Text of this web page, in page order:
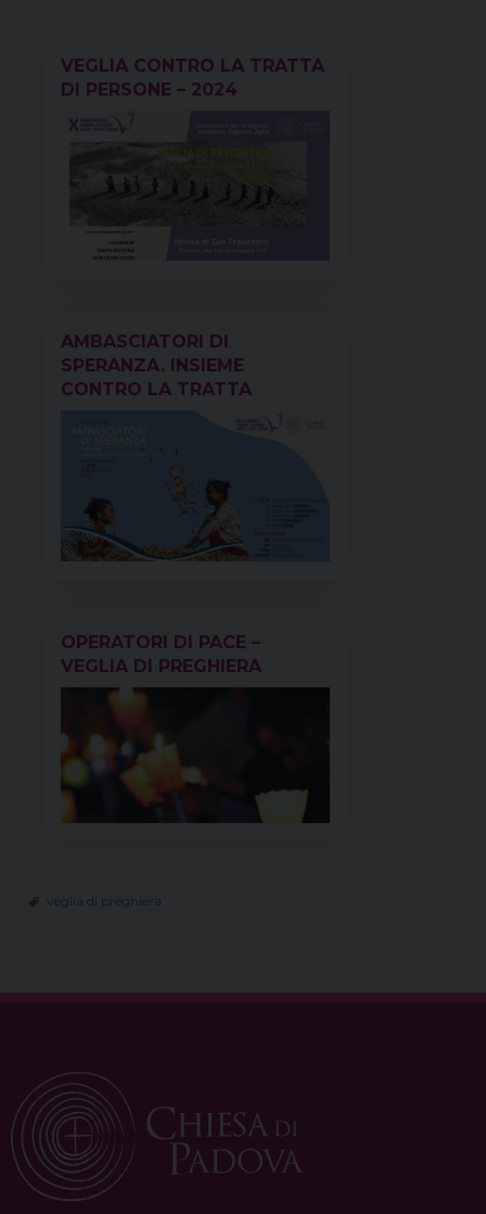
t
VEGLIA CONTRO LA TRATTA
DI PERSONE – 2024
AMBASCIATORI DI
SPERANZA. INSIEME
CONTRO LA TRATTA
OPERATORI DI PACE –
VEGLIA DI PREGHIERA
veglia di preghiera